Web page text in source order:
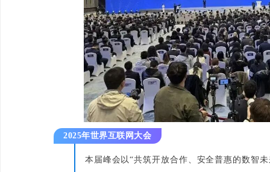
2025年世界互联网大会
本届峰会以“共筑开放合作、安全普惠的数智